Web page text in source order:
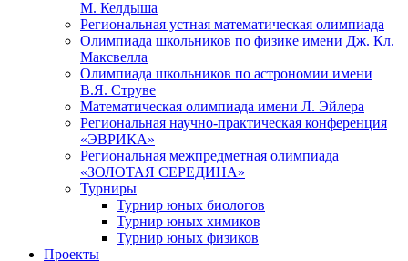
М. Келдыша
Региональная устная математическая олимпиада
Олимпиада школьников по физике имени Дж. Кл.
Максвелла
Олимпиада школьников по астрономии имени
В.Я. Струве
Математическая олимпиада имени Л. Эйлера
Региональная научно-практическая конференция
«ЭВРИКА»
Региональная межпредметная олимпиада
«ЗОЛОТАЯ СЕРЕДИНА»
Турниры
Турнир юных биологов
Турнир юных химиков
Турнир юных физиков
Проекты